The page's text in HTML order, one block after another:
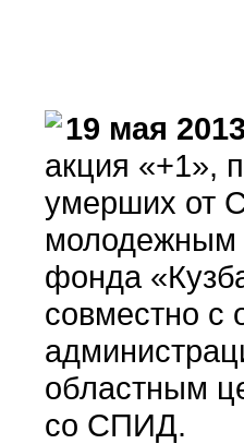
19 мая
акция «+1»,
умерших от
молодежным
фонда
совместно с
областным
со СПИД.